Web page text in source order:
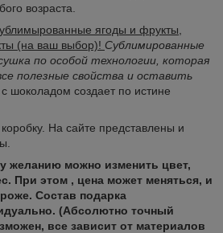
возраста.
ягоды и фрукты,
(на ваш выбор)! Сублимированные
по особой технологии, которая
полезные свойства и оставить
шоколадом создает по истине
На сайте представлены и
желанию можно изменить цвет,
При этом , цена может меняться, и
Состав подарка
(Абсолютно точный
все зависит от материалов